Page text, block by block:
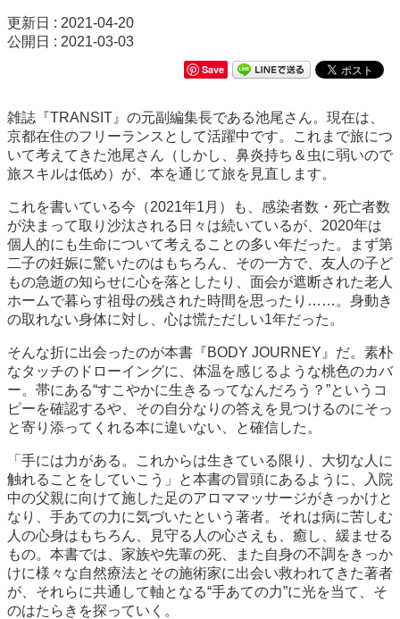
更新日 : 2021-04-20
公開日 : 2021-03-03
Save
雑誌『TRANSIT』の元副編集長である池尾さん。現在は、
京都在住のフリーランスとして活躍中です。これまで旅につ
いて考えてきた池尾さん（しかし、鼻炎持ち＆虫に弱いので
旅スキルは低め）が、本を通じて旅を見直します。
これを書いている今（2021年1月）も、感染者数・死亡者数
が決まって取り沙汰される日々は続いているが、2020年は
個人的にも生命について考えることの多い年だった。まず第
二子の妊娠に驚いたのはもちろん、その一方で、友人の子ど
もの急逝の知らせに心を落としたり、面会が遮断された老人
ホームで暮らす祖母の残された時間を思ったり……。身動き
の取れない身体に対し、心は慌ただしい1年だった。
そんな折に出会ったのが本書『BODY JOURNEY』だ。素朴
なタッチのドローイングに、体温を感じるような桃色のカバ
ー。帯にある“すこやかに生きるってなんだろう？”というコ
ピーを確認するや、その自分なりの答えを見つけるのにそっ
と寄り添ってくれる本に違いない、と確信した。
「手には力がある。これからは生きている限り、大切な人に
触れることをしていこう」と本書の冒頭にあるように、入院
中の父親に向けて施した足のアロママッサージがきっかけと
なり、手あての力に気づいたという著者。それは病に苦しむ
人の心身はもちろん、見守る人の心さえも、癒し、緩ませる
もの。本書では、家族や先輩の死、また自身の不調をきっか
けに様々な自然療法とその施術家に出会い救われてきた著者
が、それらに共通して軸となる“手あての力”に光を当て、そ
のはたらきを探っていく。